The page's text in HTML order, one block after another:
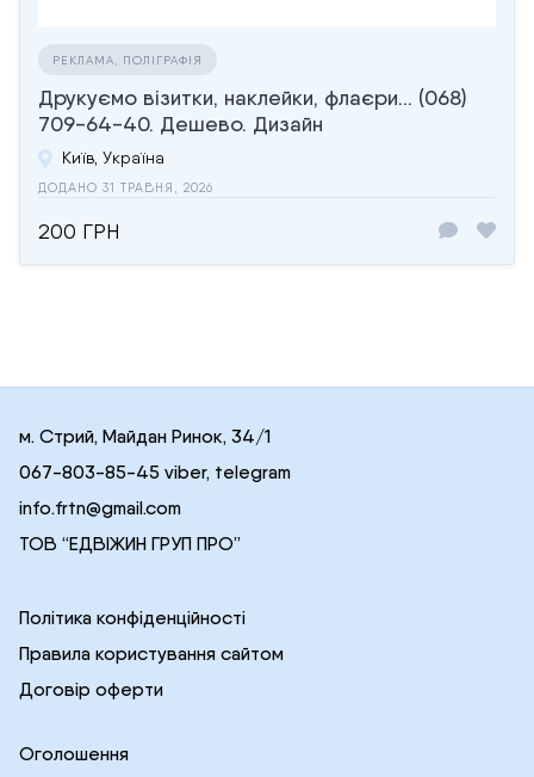
РЕКЛАМА, ПОЛІГРАФІЯ
Друкуємо візитки, наклейки, флаєри... (068)
709-64-40. Дешево. Дизайн
Київ, Україна
ДОДАНО 31 ТРАВНЯ, 2026
200 ГРН
м. Стрий, Майдан Ринок, 34/1
067-803-85-45 viber, telegram
info.frtn@gmail.com
ТОВ “ЕДВІЖИН ГРУП ПРО”
Політика конфіденційності
Правила користування сайтом
Договір оферти
Оголошення